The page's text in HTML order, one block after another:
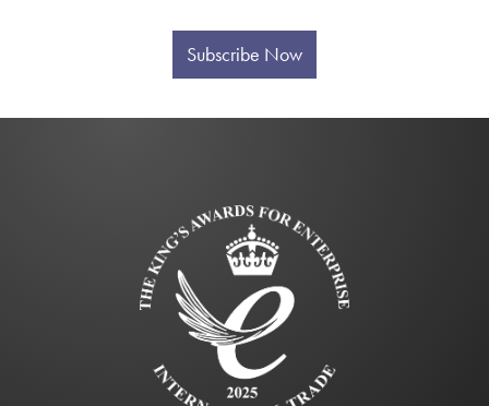
Subscribe Now